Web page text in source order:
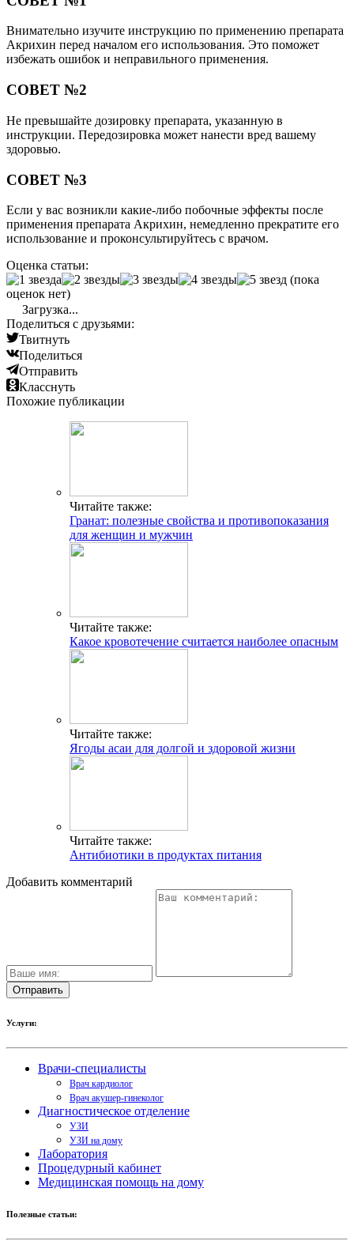
Внимательно изучите инструкцию по применению препарата
Акрихин перед началом его использования. Это поможет
избежать ошибок и неправильного применения.
СОВЕТ №2
Не превышайте дозировку препарата, указанную в
инструкции. Передозировка может нанести вред вашему
здоровью.
СОВЕТ №3
Если у вас возникли какие-либо побочные эффекты после
применения препарата Акрихин, немедленно прекратите его
использование и проконсультируйтесь с врачом.
Оценка статьи:
(пока
оценок нет)
Загрузка...
Поделиться с друзьями:
Твитнуть
Поделиться
Отправить
Класснуть
Похожие публикации
Читайте также:
Гранат: полезные свойства и противопоказания
для женщин и мужчин
Читайте также:
Какое кровотечение считается наиболее опасным
Читайте также:
Ягоды асаи для долгой и здоровой жизни
Читайте также:
Антибиотики в продуктах питания
Добавить комментарий
Услуги:
Врачи-специалисты
Врач кардиолог
Врач акушер-гинеколог
Диагностическое отделение
УЗИ
УЗИ на дому
Лаборатория
Процедурный кабинет
Медицинская помощь на дому
Полезные статьи: